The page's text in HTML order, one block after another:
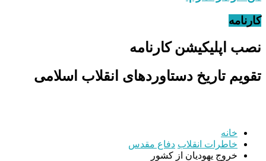
کارنامه
نصب اپلیکیشن کارنامه
تقویم تاریخ دستاوردهای انقلاب اسلامی
خانه
خاطرات انقلاب دفاع مقدس
خروج یهودیان از کشور